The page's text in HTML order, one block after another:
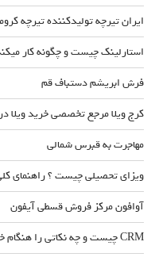
ایران تیرچه تولیدکننده تیرچه
استارلینک چیست و چگونه کار
فرش ابریشم دستباف قم
کرج ویلا مرجع تخصصی خرید ویلا
مهاجرت به قبرس شمالی
ویزای تحصیلی چیست ؟ راهنمای
آوافون مرکز فروش قسطی آیفون
CRM چیست و چه نکاتی را هنگام خرید CRM باید رعایت کرد؟